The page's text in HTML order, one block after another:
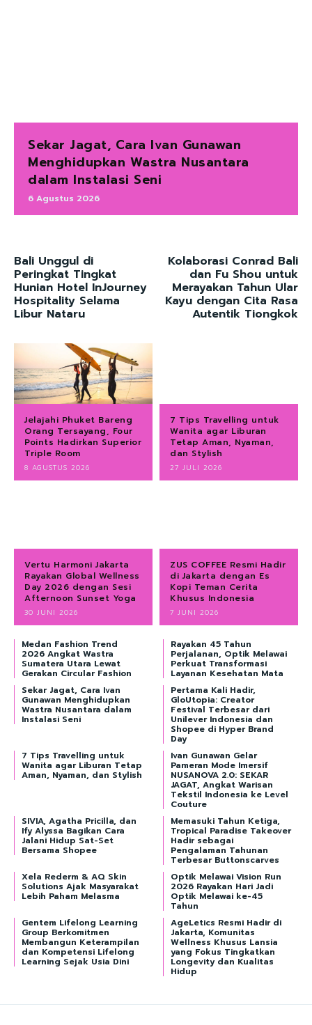
Sekar Jagat, Cara Ivan Gunawan
Menghidupkan Wastra Nusantara
dalam Instalasi Seni
6 Agustus 2026
Bali Unggul di
Peringkat Tingkat
Hunian Hotel InJourney
Hospitality Selama
Libur Nataru
Kolaborasi Conrad Bali
dan Fu Shou untuk
Merayakan Tahun Ular
Kayu dengan Cita Rasa
Autentik Tiongkok
Jelajahi Phuket Bareng
Orang Tersayang, Four
Points Hadirkan Superior
Triple Room
8 AGUSTUS 2026
7 Tips Travelling untuk
Wanita agar Liburan
Tetap Aman, Nyaman,
dan Stylish
27 JULI 2026
Vertu Harmoni Jakarta
Rayakan Global Wellness
Day 2026 dengan Sesi
Afternoon Sunset Yoga
30 JUNI 2026
ZUS COFFEE Resmi Hadir
di Jakarta dengan Es
Kopi Teman Cerita
Khusus Indonesia
7 JUNI 2026
Medan Fashion Trend
2026 Angkat Wastra
Sumatera Utara Lewat
Gerakan Circular Fashion
Rayakan 45 Tahun
Perjalanan, Optik Melawai
Perkuat Transformasi
Layanan Kesehatan Mata
Sekar Jagat, Cara Ivan
Gunawan Menghidupkan
Wastra Nusantara dalam
Instalasi Seni
Pertama Kali Hadir,
GloUtopia: Creator
Festival Terbesar dari
Unilever Indonesia dan
Shopee di Hyper Brand
Day
7 Tips Travelling untuk
Wanita agar Liburan Tetap
Aman, Nyaman, dan Stylish
Ivan Gunawan Gelar
Pameran Mode Imersif
NUSANOVA 2.0: SEKAR
JAGAT, Angkat Warisan
Tekstil Indonesia ke Level
Couture
SIVIA, Agatha Pricilla, dan
Ify Alyssa Bagikan Cara
Jalani Hidup Sat-Set
Bersama Shopee
Memasuki Tahun Ketiga,
Tropical Paradise Takeover
Hadir sebagai
Pengalaman Tahunan
Terbesar Buttonscarves
Xela Rederm & AQ Skin
Solutions Ajak Masyarakat
Lebih Paham Melasma
Optik Melawai Vision Run
2026 Rayakan Hari Jadi
Optik Melawai ke-45
Tahun
Gentem Lifelong Learning
Group Berkomitmen
Membangun Keterampilan
dan Kompetensi Lifelong
Learning Sejak Usia Dini
AgeLetics Resmi Hadir di
Jakarta, Komunitas
Wellness Khusus Lansia
yang Fokus Tingkatkan
Longevity dan Kualitas
Hidup